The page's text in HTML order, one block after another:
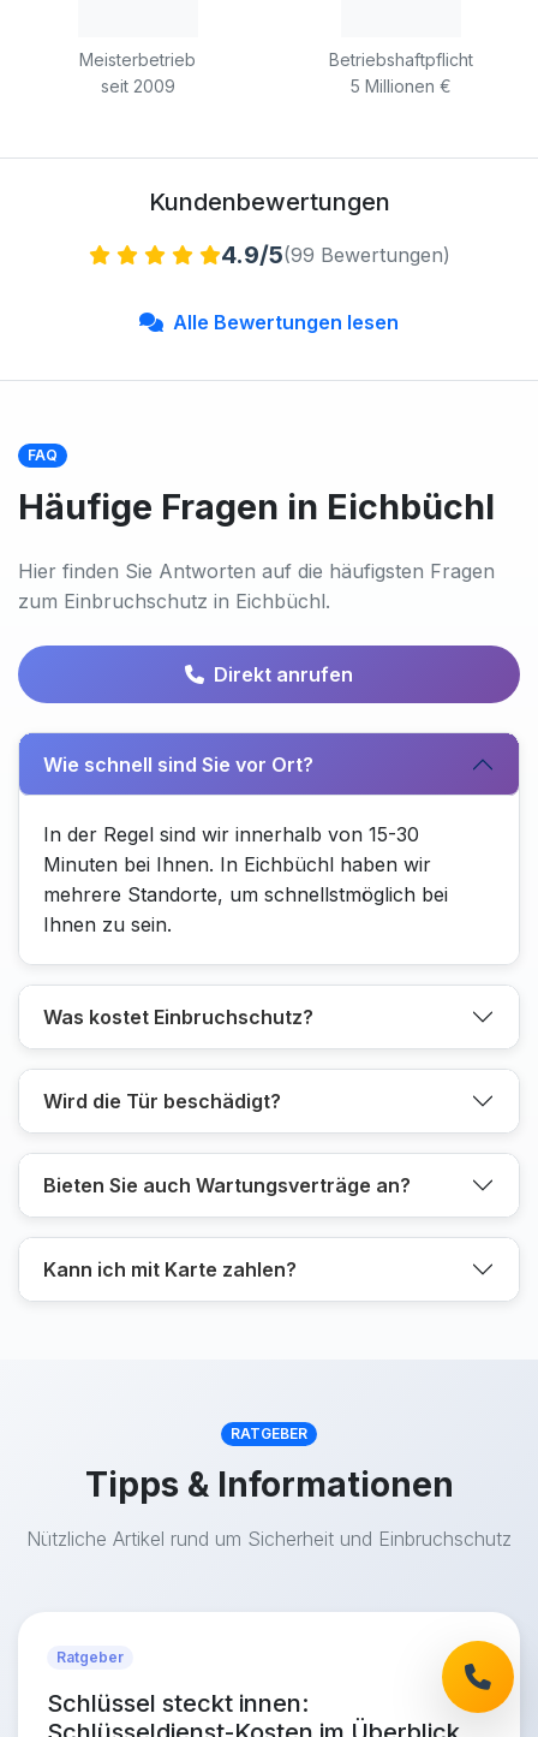
Meisterbetrieb
seit 2009
Betriebshaftpflicht
5 Millionen €
Kundenbewertungen
4.9/5(99 Bewertungen)
Alle Bewertungen lesen
FAQ
Häufige Fragen in Eichbüchl
Hier finden Sie Antworten auf die häufigsten Fragen
zum Einbruchschutz in Eichbüchl.
Direkt anrufen
Wie schnell sind Sie vor Ort?
In der Regel sind wir innerhalb von 15-30
Minuten bei Ihnen. In Eichbüchl haben wir
mehrere Standorte, um schnellstmöglich bei
Ihnen zu sein.
Was kostet Einbruchschutz?
Wird die Tür beschädigt?
Bieten Sie auch Wartungsverträge an?
Kann ich mit Karte zahlen?
RATGEBER
Tipps & Informationen
Nützliche Artikel rund um Sicherheit und Einbruchschutz
Ratgeber
Schlüssel steckt innen: